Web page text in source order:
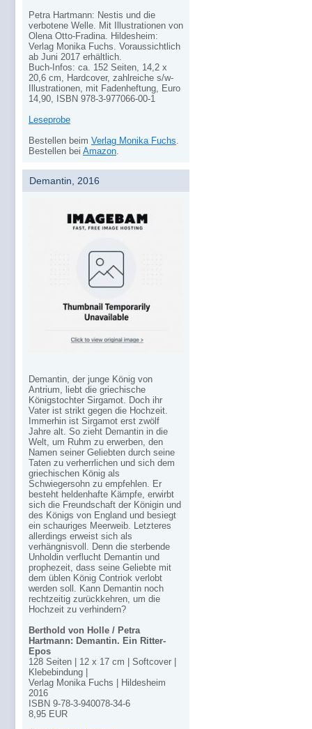
Petra Hartmann: Nestis und die
verbotene Welle. Mit Illustrationen von
Olena Otto-Fradina. Hildesheim:
Verlag Monika Fuchs. Voraussichtlich
ab Juni 2017 erhältlich.
Buch-Infos: ca. 152 Seiten, 14,2 x
20,6 cm, Hardcover, zahlreiche s/w-
Illustrationen, mit Fadenheftung, Euro
14,90, ISBN 978-3-977066-00-1
Leseprobe
Bestellen beim Verlag Monika Fuchs.
Bestellen bei Amazon.
Demantin, 2016
Demantin, der junge König von
Antrium, liebt die griechische
Königstochter Sirgamot. Doch ihr
Vater ist strikt gegen die Hochzeit.
Immerhin ist Sirgamot erst zwölf
Jahre alt. So zieht Demantin in die
Welt, um Ruhm zu erwerben, den
Namen seiner Geliebten durch seine
Taten zu verherrlichen und sich dem
griechischen König als
Schwiegersohn zu empfehlen. Er
besteht heldenhafte Kämpfe, erwirbt
sich die Freundschaft der Königin und
des Königs von England und besiegt
ein schauriges Meerweib. Letzteres
allerdings erweist sich als
verhängnisvoll. Denn die sterbende
Unholdin verflucht Demantin und
prophezeit, dass seine Geliebte mit
dem üblen König Contriok verlobt
werden soll. Kann Demantin noch
rechtzeitig zurückkehren, um die
Hochzeit zu verhindern?
Berthold von Holle / Petra
Hartmann: Demantin. Ein Ritter-
Epos
128 Seiten | 12 x 17 cm | Softcover |
Klebebindung |
Verlag Monika Fuchs | Hildesheim
2016
ISBN 9-78-3-940078-34-6
8,95 EUR